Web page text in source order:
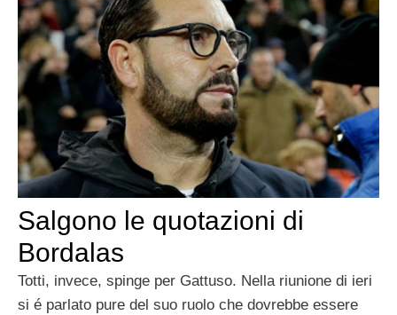
Salgono le quotazioni di
Bordalas
Totti, invece, spinge per Gattuso. Nella riunione di ieri
si é parlato pure del suo ruolo che dovrebbe essere